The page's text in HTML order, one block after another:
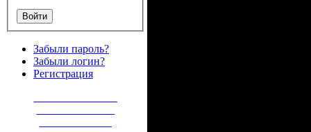
Забыли пароль?
Забыли логин?
Регистрация